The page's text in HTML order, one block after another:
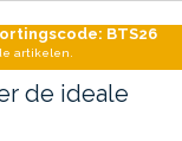
BTS26
artikelen.
de ideale